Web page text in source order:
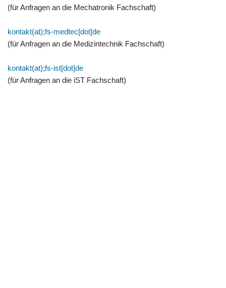
(für Anfragen an die Mechatronik Fachschaft)
kontakt(at);fs-medtec[dot]de
(für Anfragen an die Medizintechnik Fachschaft)
kontakt(at);fs-ist[dot]de
(für Anfragen an die iST Fachschaft)